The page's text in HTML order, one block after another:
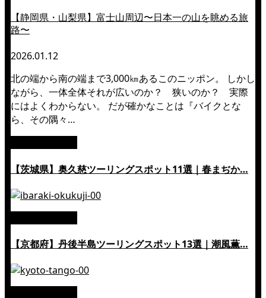
【静岡県・山梨県】富士山周辺〜日本一の山を眺める旅
路〜
2026.01.12
北の端から南の端まで3,000㎞あるこのニッポン。 しかし
ながら、一体全体それが広いのか？ 狭いのか？ 実際
にはよくわからない。 だが確かなことは『バイクとな
ら、その隅々…
【茨城県】奥久慈ツーリングスポット11選｜春まぢか…
【京都府】丹後半島ツーリングスポット13選｜潮風薫…